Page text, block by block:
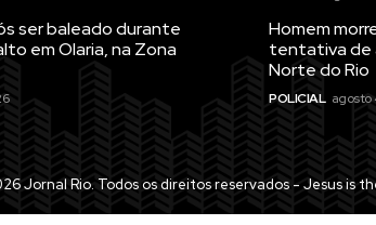
ser baleado durante
em Olaria, na Zona
Homem
tentativa de
Norte do Rio
POLICIAL agosto
Jornal Rio. Todos os direitos reservados - Jesus is